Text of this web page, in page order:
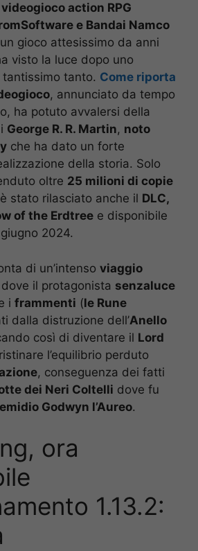
videogioco action RPG
e Bandai Namco
gioco attesissimo da anni
visto la luce dopo uno
tanto. Come riporta
, annunciato da tempo
ha potuto avvalersi della
George R. R. Martin, noto
che ha dato un forte
della storia. Solo
oltre 25 milioni di copie
stato rilasciato anche il DLC,
of the Erdtree e disponibile
2024.
di un’intenso viaggio
dove il protagonista senzaluce
i frammenti (le Rune
dalla distruzione dell’Anello
così di diventare il Lord
l’equilibrio perduto
, conseguenza dei fatti
dei Neri Coltelli dove fu
Godwyn l’Aureo.
ora
1.13.2: